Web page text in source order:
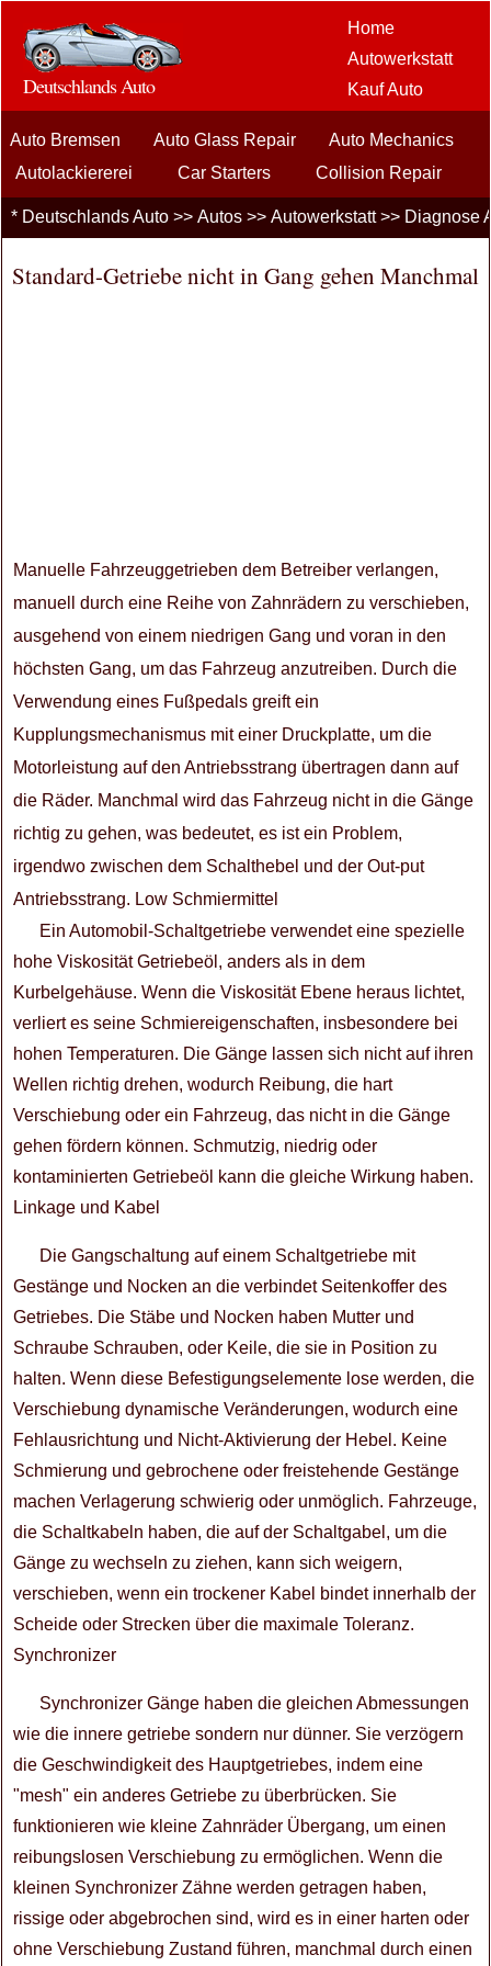
Home
Autowerkstatt
Kauf Auto
Optionen
Auto-
Kfz-
Versicherung
Car Loans
Deutschlands Auto
Auto Bremsen Auto Glass Repair
Auto Mechanics
Autolackiererei
Car Starters
Collision Repair
Diagnose Auto Probleme
Do It Yourself Autowerkstatt
Motorkühlung
Auspuffanlagen
Flat-Reifen
Allgemeine Autowerkstatt
Schalldämpfer
* Deutschlands Auto >> Autos >> Autowerkstatt>> Diagnose
Standard-Getriebe nicht in Gang gehen Manchmal
Manuelle Fahrzeuggetrieben dem Betreiber verlangen,
manuell durch eine Reihe von Zahnrädern zu verschieben,
ausgehend von einem niedrigen Gang und voran in den
höchsten Gang, um das Fahrzeug anzutreiben. Durch die
Verwendung eines Fußpedals greift ein
Kupplungsmechanismus mit einer Druckplatte, um die
Motorleistung auf den Antriebsstrang übertragen dann auf
die Räder. Manchmal wird das Fahrzeug nicht in die Gänge
richtig zu gehen, was bedeutet, es ist ein Problem,
irgendwo zwischen dem Schalthebel und der Out-put
Antriebsstrang. Low Schmiermittel
Ein Automobil-Schaltgetriebe verwendet eine spezielle
hohe Viskosität Getriebeöl, anders als in dem
Kurbelgehäuse. Wenn die Viskosität Ebene heraus lichtet,
verliert es seine Schmiereigenschaften, insbesondere bei
hohen Temperaturen. Die Gänge lassen sich nicht auf ihren
Wellen richtig drehen, wodurch Reibung, die hart
Verschiebung oder ein Fahrzeug, das nicht in die Gänge
gehen fördern können. Schmutzig, niedrig oder
kontaminierten Getriebeöl kann die gleiche Wirkung haben.
Linkage und Kabel
Die Gangschaltung auf einem Schaltgetriebe mit
Gestänge und Nocken an die verbindet Seitenkoffer des
Getriebes. Die Stäbe und Nocken haben Mutter und
Schraube Schrauben, oder Keile, die sie in Position zu
halten. Wenn diese Befestigungselemente lose werden, die
Verschiebung dynamische Veränderungen, wodurch eine
Fehlausrichtung und Nicht-Aktivierung der Hebel. Keine
Schmierung und gebrochene oder freistehende Gestänge
machen Verlagerung schwierig oder unmöglich. Fahrzeuge,
die Schaltkabeln haben, die auf der Schaltgabel, um die
Gänge zu wechseln zu ziehen, kann sich weigern,
verschieben, wenn ein trockener Kabel bindet innerhalb der
Scheide oder Strecken über die maximale Toleranz.
Synchronizer
Synchronizer Gänge haben die gleichen Abmessungen
wie die innere getriebe sondern nur dünner. Sie verzögern
die Geschwindigkeit des Hauptgetriebes, indem eine
"mesh" ein anderes Getriebe zu überbrücken. Sie
funktionieren wie kleine Zahnräder Übergang, um einen
reibungslosen Verschiebung zu ermöglichen. Wenn die
kleinen Synchronizer Zähne werden getragen haben,
rissige oder abgebrochen sind, wird es in einer harten oder
ohne Verschiebung Zustand führen, manchmal durch einen